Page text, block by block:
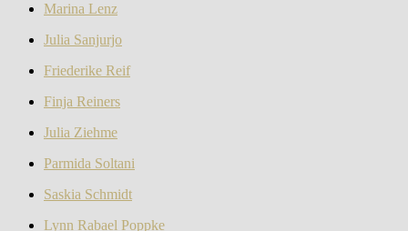
Marina Lenz
Julia Sanjurjo
Friederike Reif
Finja Reiners
Julia Ziehme
Parmida Soltani
Saskia Schmidt
Lynn Rabael Poppke